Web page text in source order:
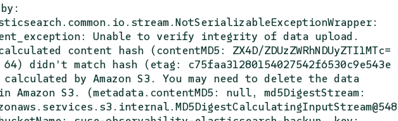
Unable to verify integrity of data upload.
content hash (contentMD5: ZX4D/ZDUzZWRhNDUyZTI1MTc=
didn’t match hash (etag: c75faa31280154027542f6530c9e543e
by Amazon S3. You may need to delete the data
Amazon S3. (metadata.contentMD5: null, md5DigestStream: